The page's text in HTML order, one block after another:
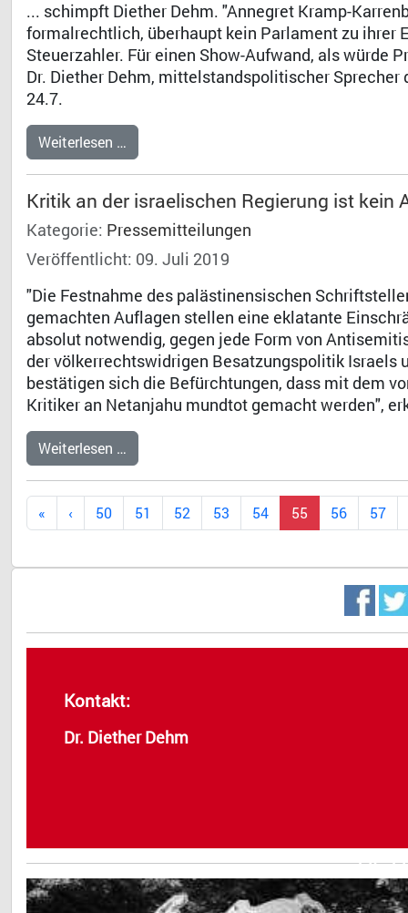
Dr.
... schimpft Diether Dehm. "Annegret Kramp-
formalrechtlich, überhaupt kein Parlament zu ihrer
Steuerzahler. Für einen Show-Aufwand, als würde
Dr. Diether Dehm, mittelstandspolitischer
24.7.
Weiterlesen …
Kritik an der israelischen Regierung ist kein
Kategorie: Pressemitteilungen
Veröffentlicht: 09. Juli 2019
"Die Festnahme des palästinensischen
gemachten Auflagen stellen eine eklatante
absolut notwendig, gegen jede Form von
der völkerrechtswidrigen Besatzungspolitik Israels
bestätigen sich die Befürchtungen, dass mit dem
Kritiker an Netanjahu mundtot gemacht werden",
Weiterlesen …
50 51 52 53 54 55 56 57
Kontakt:
Dr. Diether Dehm